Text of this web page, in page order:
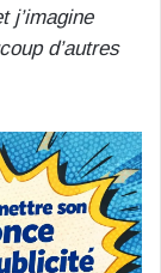
j’imagine
d’autres